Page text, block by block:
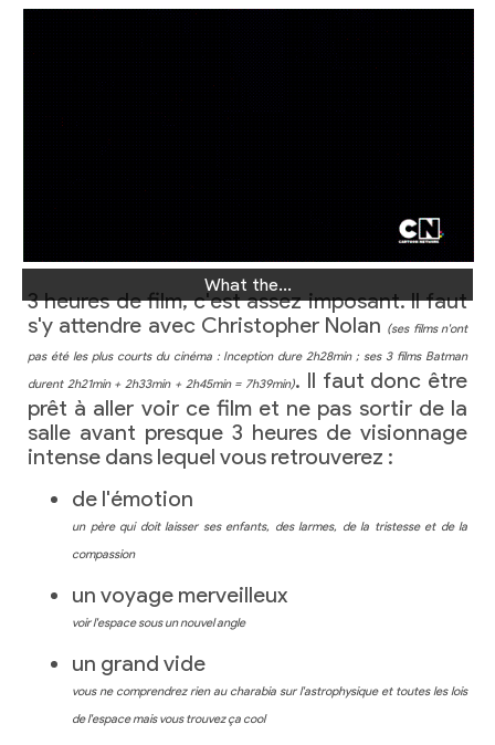
What the...
3 heures de film, c'est assez imposant. Il faut
s'y attendre avec Christopher Nolan (ses films n'ont
pas été les plus courts du cinéma : Inception dure 2h28min ; ses 3 films Batman
durent 2h21min + 2h33min + 2h45min = 7h39min). Il faut donc être
prêt à aller voir ce film et ne pas sortir de la
salle avant presque 3 heures de visionnage
intense dans lequel vous retrouverez :
de l'émotion
un père qui doit laisser ses enfants, des larmes, de la tristesse et de la
compassion
un voyage merveilleux
voir l'espace sous un nouvel angle
un grand vide
vous ne comprendrez rien au charabia sur l'astrophysique et toutes les lois
de l'espace mais vous trouvez ça cool